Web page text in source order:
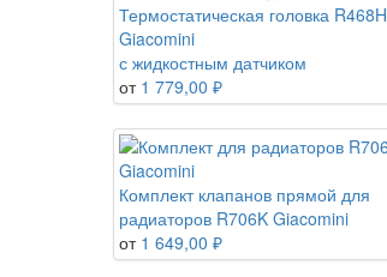
Термостатическая головка R468H
Giacomini
с жидкостным датчиком
от 1 779,00 ₽
Комплект клапанов прямой для
радиаторов R706K Giacomini
от 1 649,00 ₽